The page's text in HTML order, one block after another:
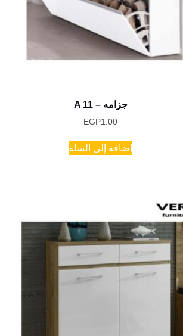
A 11 – جزامه
EGP1.00
إضافة إلى السلة